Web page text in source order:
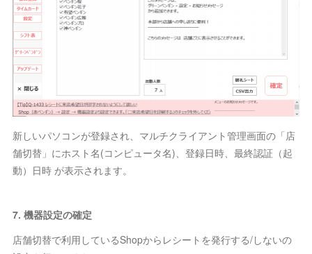
新しいパソコンが登録され、マルチクライアント管理画面の「店
舗切替」にホスト名(コンピュータ名)、登録日時、最終認証（起
動）日時 が表示されます。
7. 機器設定の確定
店舗切替で利用しているShopからレシートを発行する/しないの